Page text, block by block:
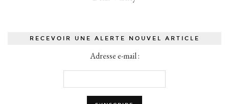
RECEVOIR UNE ALERTE NOUVEL ARTICLE
Adresse e-mail :